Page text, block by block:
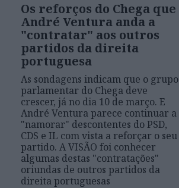
Os reforços do Chega que
André Ventura anda a
"contratar" aos outros
partidos da direita
portuguesa
As sondagens indicam que o grupo
parlamentar do Chega deve
crescer, já no dia 10 de março. E
André Ventura parece continuar a
"namorar" descontentes do PSD,
CDS e IL com vista a reforçar o seu
partido. A VISÃO foi conhecer
algumas destas "contratações"
oriundas de outros partidos da
direita portuguesas